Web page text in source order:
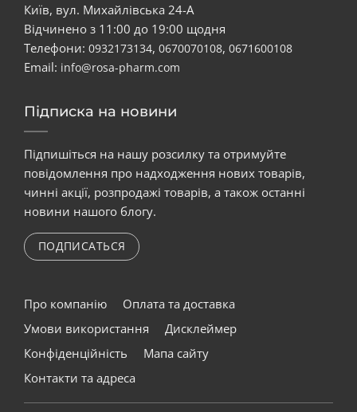
Київ, вул. Михайлівська 24-А
Відчинено з 11:00 до 19:00 щодня
Телефони: 0932173134, 0670070108, 0671600108
Email: info@rosa-pharm.com
Підписка на новини
Підпишіться на нашу розсилку та отримуйте
повідомлення про надходження нових товарів,
чинні акції, розпродажі товарів, а також останні
новини нашого блогу.
ПОДПИСАТЬСЯ
Про компанію
Оплата та доставка
Умови використання
Дисклеймер
Конфіденційність
Мапа сайту
Контакти та адреса